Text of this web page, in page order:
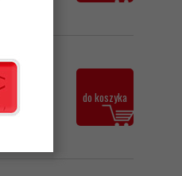
VAT
do koszyka